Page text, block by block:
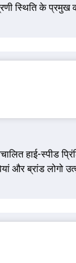
स्थिति के प्रमुख
हाई-स्पीड
और ब्रांड लोगो